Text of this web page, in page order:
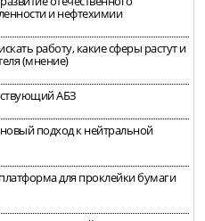
и нефтехимии
работу, какие сферы растут и
(мнение)
АБЗ
подход к нейтральной
для проклейки бумаги